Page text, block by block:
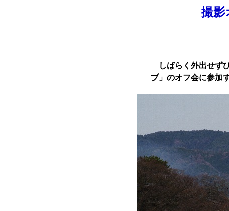
撮影
しばらく外出せず
ブ」のオフ会に参加